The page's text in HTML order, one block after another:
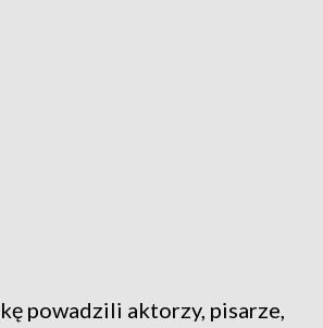
powadzili aktorzy, pisarze,